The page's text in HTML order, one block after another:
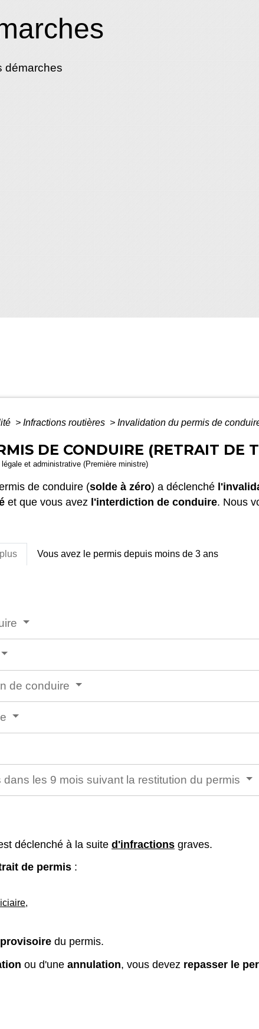
démarches
> Infractions routières > Invalidation du permis de
DE CONDUIRE (RETRAIT DE
et administrative (Première ministre)
de conduire (solde à zéro) a déclenché
et que vous avez l'interdiction de conduire. Nous
Vous avez le permis depuis moins de 3 ans
de conduire
les 9 mois suivant la restitution du permis
déclenché à la suite d'infractions graves.
de permis :
,
du permis.
ou d'une annulation, vous devez repasser le